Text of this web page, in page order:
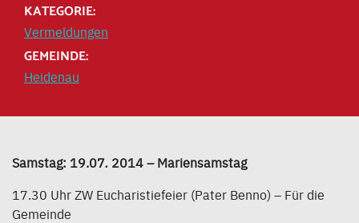
KATEGORIE:
Vermeldungen
GEMEINDE:
Heidenau
Samstag: 19.07. 2014 – Mariensamstag
17.30 Uhr ZW Eucharistiefeier (Pater Benno) – Für die
Gemeinde